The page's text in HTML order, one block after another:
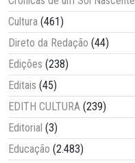
Cultura (461)
Direto da Redação (44)
Edições (238)
Editais (45)
EDITH CULTURA (239)
Editorial (3)
Educação (2.483)